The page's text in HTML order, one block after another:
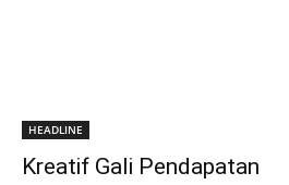
HEADLINE
Kreatif Gali Pendapatan